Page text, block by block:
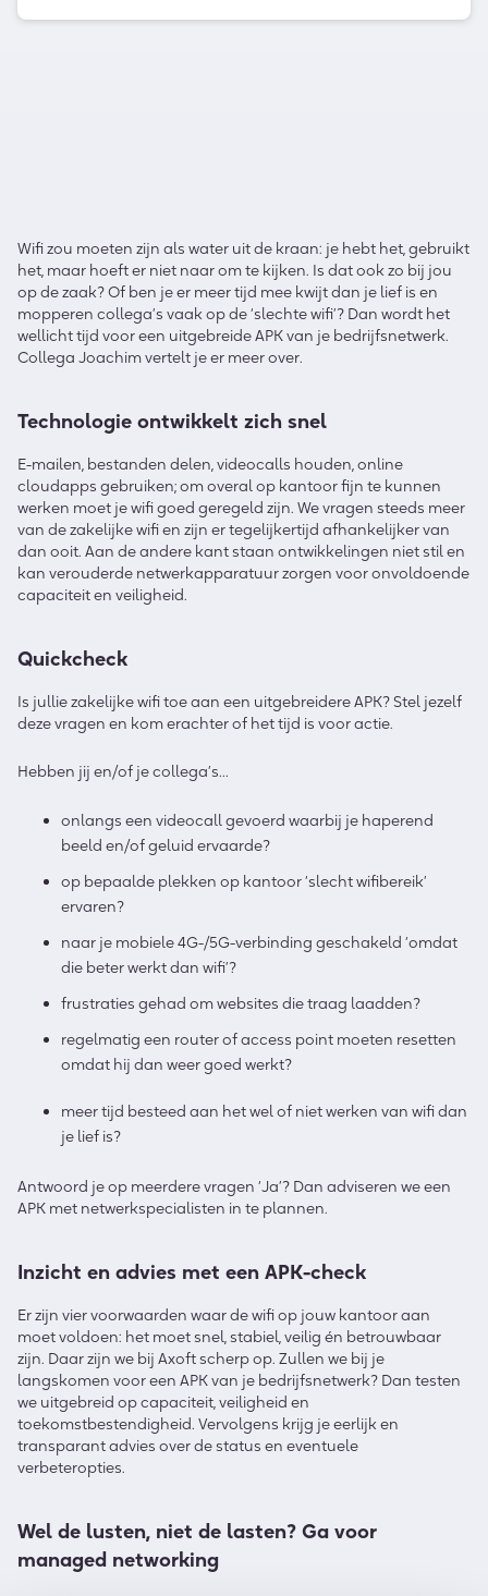
Wifi zou moeten zijn als water uit de kraan: je hebt het, gebruikt
het, maar hoeft er niet naar om te kijken. Is dat ook zo bij jou
op de zaak? Of ben je er meer tijd mee kwijt dan je lief is en
mopperen collega’s vaak op de ‘slechte wifi’? Dan wordt het
wellicht tijd voor een uitgebreide APK van je bedrijfsnetwerk.
Collega Joachim vertelt je er meer over.
Technologie ontwikkelt zich snel
E-mailen, bestanden delen, videocalls houden, online
cloudapps gebruiken; om overal op kantoor fijn te kunnen
werken moet je wifi goed geregeld zijn. We vragen steeds meer
van de zakelijke wifi en zijn er tegelijkertijd afhankelijker van
dan ooit. Aan de andere kant staan ontwikkelingen niet stil en
kan verouderde netwerkapparatuur zorgen voor onvoldoende
capaciteit en veiligheid.
Quickcheck
Is jullie zakelijke wifi toe aan een uitgebreidere APK? Stel jezelf
deze vragen en kom erachter of het tijd is voor actie.
Hebben jij en/of je collega’s…
onlangs een videocall gevoerd waarbij je haperend
beeld en/of geluid ervaarde?
op bepaalde plekken op kantoor ‘slecht wifibereik’
ervaren?
naar je mobiele 4G-/5G-verbinding geschakeld ‘omdat
die beter werkt dan wifi’?
frustraties gehad om websites die traag laadden?
regelmatig een router of access point moeten resetten
omdat hij dan weer goed werkt?
meer tijd besteed aan het wel of niet werken van wifi dan
je lief is?
Antwoord je op meerdere vragen ‘Ja’? Dan adviseren we een
APK met netwerkspecialisten in te plannen.
Inzicht en advies met een APK-check
Er zijn vier voorwaarden waar de wifi op jouw kantoor aan
moet voldoen: het moet snel, stabiel, veilig én betrouwbaar
zijn. Daar zijn we bij Axoft scherp op. Zullen we bij je
langskomen voor een APK van je bedrijfsnetwerk? Dan testen
we uitgebreid op capaciteit, veiligheid en
toekomstbestendigheid. Vervolgens krijg je eerlijk en
transparant advies over de status en eventuele
verbeteropties.
Wel de lusten, niet de lasten? Ga voor
managed networking